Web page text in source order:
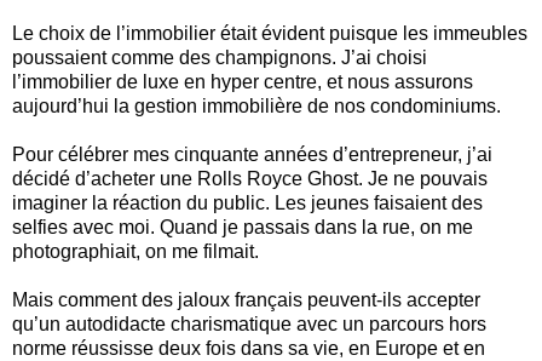
Le choix de l’immobilier était évident puisque les immeubles
poussaient comme des champignons. J’ai choisi
l’immobilier de luxe en hyper centre, et nous assurons
aujourd’hui la gestion immobilière de nos condominiums.
Pour célébrer mes cinquante années d’entrepreneur, j’ai
décidé d’acheter une Rolls Royce Ghost. Je ne pouvais
imaginer la réaction du public. Les jeunes faisaient des
selfies avec moi. Quand je passais dans la rue, on me
photographiait, on me filmait.
Mais comment des jaloux français peuvent-ils accepter
qu’un autodidacte charismatique avec un parcours hors
norme réussisse deux fois dans sa vie, en Europe et en